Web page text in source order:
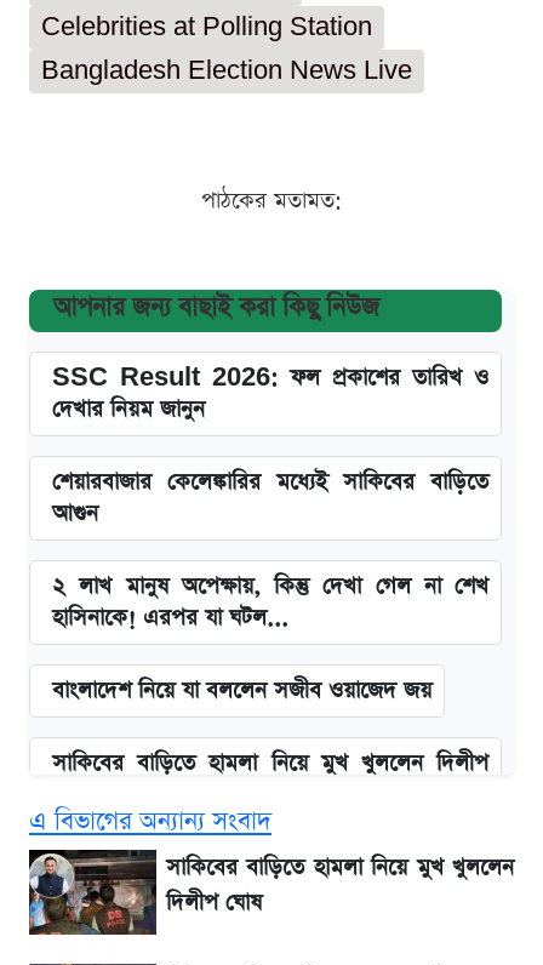
Celebrities at Polling Station
Bangladesh Election News Live
পাঠকের মতামত:
আপনার জন্য বাছাই করা কিছু নিউজ
SSC Result 2026: ফল প্রকাশের তারিখ ও
দেখার নিয়ম জানুন
শেয়ারবাজার কেলেঙ্কারির মধ্যেই সাকিবের বাড়িতে
আগুন
২ লাখ মানুষ অপেক্ষায়, কিন্তু দেখা গেল না শেখ
হাসিনাকে! এরপর যা ঘটল...
বাংলাদেশ নিয়ে যা বললেন সজীব ওয়াজেদ জয়
সাকিবের বাড়িতে হামলা নিয়ে মুখ খুললেন দিলীপ
আগামী ৪ দিনের আবহাওয়া নিয়ে বড় সতর্কবার্তা
লিটনকে নিয়ে টিম ম্যানেজমেন্টের নতুন পরিকল্পনা
এ বিভাগের অন্যান্য সংবাদ
সাকিবের বাড়িতে হামলা নিয়ে মুখ খুললেন
দিলীপ ঘোষ